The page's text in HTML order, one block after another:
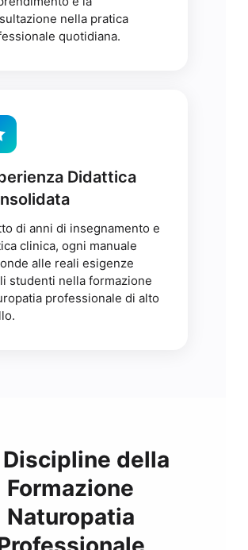
nella pratica
quotidiana.
Didattica
di anni di insegnamento e
clinica, ogni manuale
alle reali esigenze
studenti nella formazione
professionale di alto
Discipline della
Formazione
Naturopatia